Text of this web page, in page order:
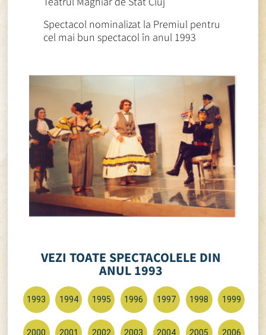
Spectacol nominalizat la Premiul pentru
cel mai bun spectacol în anul 1993
VEZI TOATE SPECTACOLELE DIN
ANUL 1993
1993 1994 1995 1996 1997 1998 1999
2000 2001 2002 2003 2004 2005 2006